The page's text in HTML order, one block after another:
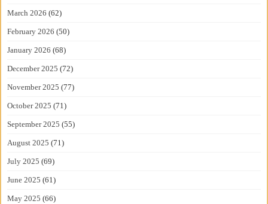
March 2026 (62)
February 2026 (50)
January 2026 (68)
December 2025 (72)
November 2025 (77)
October 2025 (71)
September 2025 (55)
August 2025 (71)
July 2025 (69)
June 2025 (61)
May 2025 (66)